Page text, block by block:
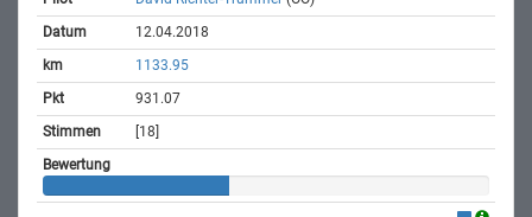
12.04.2018
1133.95
931.07
[18]